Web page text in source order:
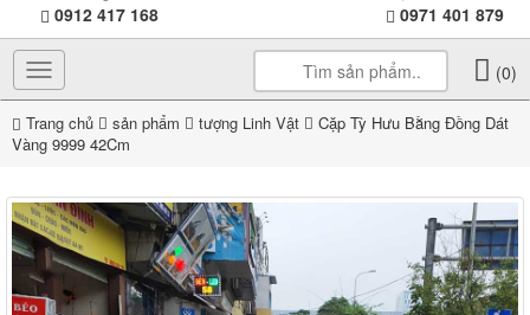
0912 417 168 0971 401 879
Toggle
navigation
(0)
Trang chủ sản phẩm tượng Linh Vật
Cặp Tỳ Hưu Bằng Đồng Dát
Vàng 9999 42Cm